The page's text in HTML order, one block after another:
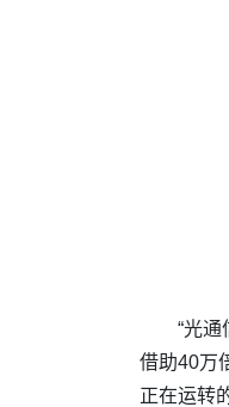
“光
借助40万
正在运转